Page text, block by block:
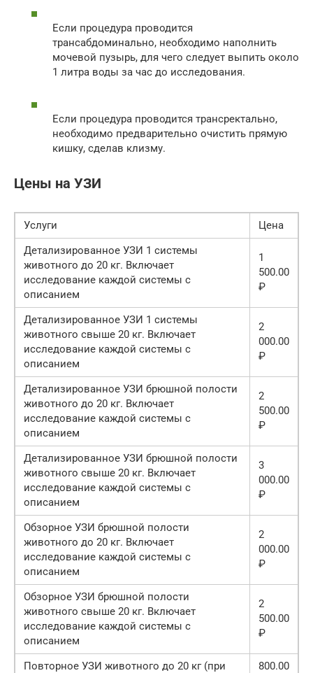
Если процедура проводится
трансабдоминально, необходимо наполнить
мочевой пузырь, для чего следует выпить около
1 литра воды за час до исследования.
Если процедура проводится трансректально,
необходимо предварительно очистить прямую
кишку, сделав клизму.
Цены на УЗИ
Услуги
Цена
Детализированное УЗИ 1 системы
животного до 20 кг. Включает
исследование каждой системы с
описанием
1
500.00
₽
Детализированное УЗИ 1 системы
животного свыше 20 кг. Включает
исследование каждой системы с
описанием
2
000.00
₽
Детализированное УЗИ брюшной полости
животного до 20 кг. Включает
исследование каждой системы с
описанием
2
500.00
₽
Детализированное УЗИ брюшной полости
животного свыше 20 кг. Включает
исследование каждой системы с
описанием
3
000.00
₽
Обзорное УЗИ брюшной полости
животного до 20 кг. Включает
исследование каждой системы с
описанием
2
000.00
₽
Обзорное УЗИ брюшной полости
животного свыше 20 кг. Включает
исследование каждой системы с
описанием
2
500.00
₽
Повторное УЗИ животного до 20 кг (при
800.00